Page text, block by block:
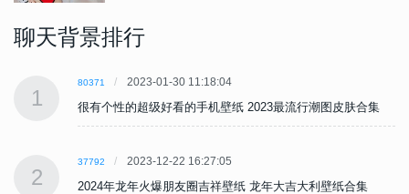
聊天背景排行
1
80371 2023-01-30 11:18:04
很有个性的超级好看的手机壁纸 2023最流行潮图皮肤合集
2
37792 2023-12-22 16:27:05
2024年龙年火爆朋友圈吉祥壁纸 龙年大吉大利壁纸合集